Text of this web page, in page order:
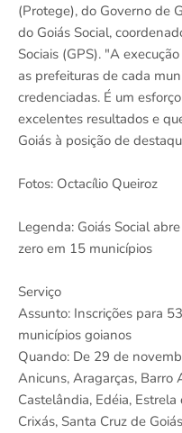
(Protege), do Governo de
do Goiás Social,
Sociais (GPS). "A
as prefeituras de cada
credenciadas. É um
excelentes resultados e
Goiás à posição de
Fotos: Octacílio Queiroz
Legenda: Goiás Social
zero em 15 municípios
Serviço
Assunto: Inscrições para
municípios goianos
Quando: De 29 de
Anicuns, Aragarças, Barro
Castelândia, Edéia,
Crixás, Santa Cruz de